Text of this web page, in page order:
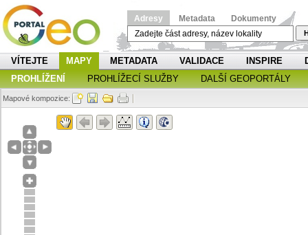
Adresy Metadata Dokumenty
VÍTEJTE MAPY METADATA VALIDACE INSPIRE
PROHLÍŽENÍ
PROHLÍŽECÍ SLUŽBY DALŠÍ GEOPORTÁLY
Mapové kompozice: